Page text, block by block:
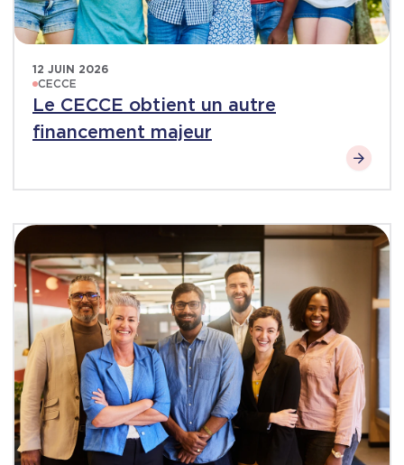
12 JUIN 2026
CECCE
Le CECCE obtient un autre
financement majeur